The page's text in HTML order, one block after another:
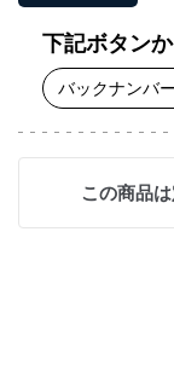
下記ボタン
バックナンバー
この商品